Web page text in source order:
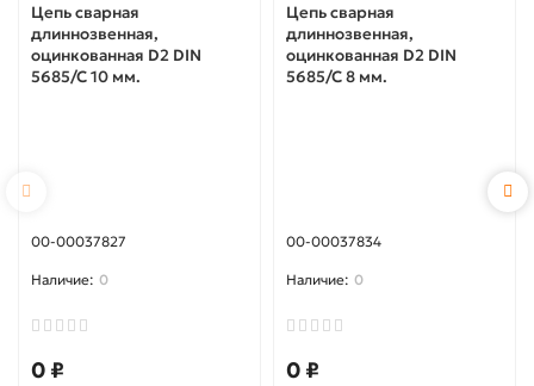
Цепь сварная
длиннозвенная,
оцинкованная D2 DIN
5685/C 10 мм.
00-00037827
0
0 ₽
Цепь сварная
длиннозвенная,
оцинкованная D2 DIN
5685/C 8 мм.
00-00037834
0
0 ₽